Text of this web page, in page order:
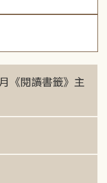
《閱讀書籤》主